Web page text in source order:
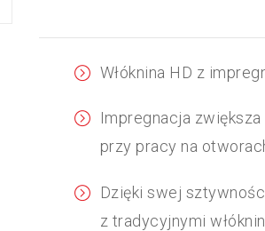
Włóknina HD z
Impregnacja
przy pracy na
Dzięki swej
z tradycyjnymi